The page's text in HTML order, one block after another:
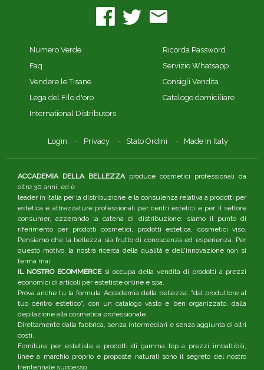
Numero Verde
Faq
Vendere le Tisane
Lega del Filo d'oro
International Distributors
Ricorda Password
Servizio Whatsapp
Consigli Vendita
Catalogo domiciliare
Login Privacy Stato Ordini Made In Italy
ACCADEMIA DELLA BELLEZZAproduce cosmetici professionali da
oltre 30 anni, ed è
leader in Italia per la distribuzione e la consulenza relativa a prodotti per
estetica e attrezzature professionali per centri estetici e per il settore
consumer, azzerando la catena di distribuzione: siamo il punto di
riferimento per prodotti cosmetici, prodotti estetica, cosmetici viso.
Pensiamo che la bellezza sia frutto di conoscenza ed esperienza. Per
questo motivo, la nostra ricerca della qualità e dell'innovazione non si
ferma mai.
IL NOSTRO ECOMMERCEsi occupa della vendita di prodotti a prezzi
economici di articoli per estetiste online e spa.
Prova anche tu la formula Accademia della bellezza: "dal produttore al
tuo centro estetico", con un catalogo vasto e ben organizzato, dalla
depilazione alla cosmetica professionale.
Direttamente dalla fabbrica, senza intermediari e senza aggiunta di altri
costi.
Forniture per estetiste e prodotti di gamma top a prezzi imbattibili,
linee a marchio proprio e proposte naturali sono il segreto del nostro
trentennale successo.